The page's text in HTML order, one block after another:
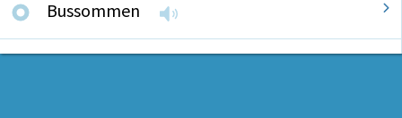
Bussommen